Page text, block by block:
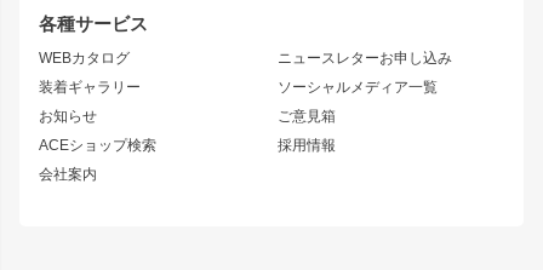
各種サービス
WEBカタログ
装着ギャラリー
お知らせ
ACEショップ検索
会社案内
ニュースレターお申し込み
ソーシャルメディア一覧
ご意見箱
採用情報
S14 シルビア 後期
S13 シルビア
180SX
シルエイティ
ローレル
セフィーロ
キャラバン
スズキ
リアウイング
ジムニーパーツ
ホイール
MUD-S7
MUD-SR7
まつど家 鉄漢